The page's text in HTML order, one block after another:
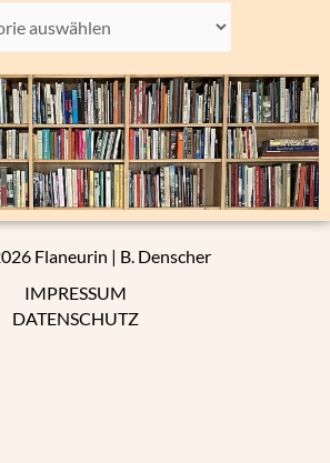
Flaneurin | B. Denscher
IMPRESSUM
DATENSCHUTZ